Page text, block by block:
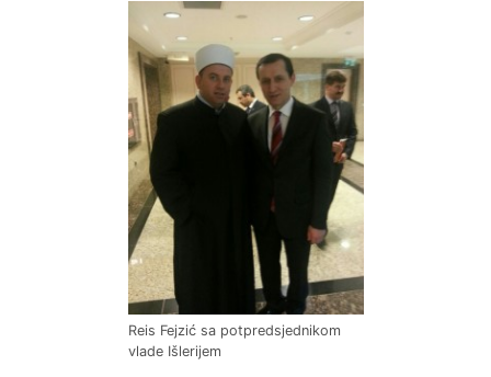
Reis Fejzić sa potpredsjednikom
vlade Išlerijem